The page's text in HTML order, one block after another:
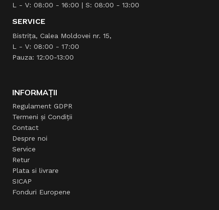
L - V: 08:00 - 16:00 | S: 08:00 - 13:00
SERVICE
Bistrița, Calea Moldovei nr. 15,
L - V: 08:00 - 17:00
Pauza: 12:00-13:00
INFORMAȚII
Regulament GDPR
Termeni și Condiții
Contact
Despre noi
Service
Retur
Plata si livrare
SICAP
Fonduri Europene